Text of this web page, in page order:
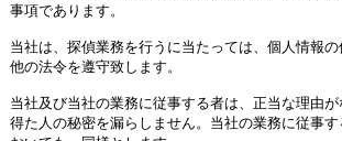
事項であります。
当社は、探偵業務を行うに当たっては、個人情報
他の法令を遵守致します。
当社及び当社の業務に従事する者は、正当な理由
得た人の秘密を漏らしません。当社の業務に従事